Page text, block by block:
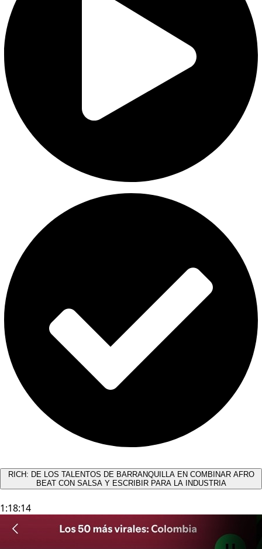
RICH: DE LOS TALENTOS DE BARRANQUILLA EN COMBINAR AFRO
BEAT CON SALSA Y ESCRIBIR PARA LA INDUSTRIA
1:18:14